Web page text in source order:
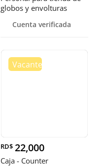
globos y envolturas
Cuenta verificada
RD$ 22,000
Caja - Counter